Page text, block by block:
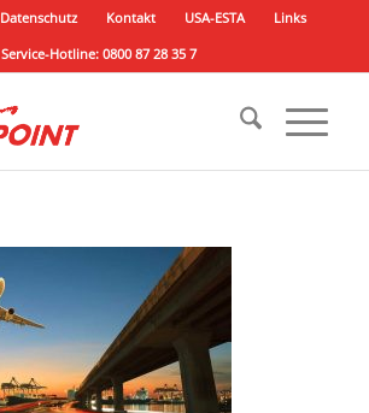
Datenschutz Kontakt USA-ESTA
Links
Service-Hotline: 0800 87 28 35 7